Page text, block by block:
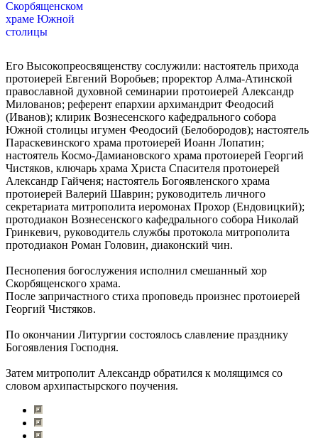
Его Высокопреосвященству сослужили: настоятель прихода
протоиерей Евгений Воробьев; проректор Алма-Атинской
православной духовной семинарии протоиерей Александр
Милованов; референт епархии архимандрит Феодосий
(Иванов); клирик Вознесенского кафедрального собора
Южной столицы игумен Феодосий (Белобородов); настоятель
Параскевинского храма протоиерей Иоанн Лопатин;
настоятель Космо-Дамиановского храма протоиерей Георгий
Чистяков, ключарь храма Христа Спасителя протоиерей
Александр Гайченя; настоятель Богоявленского храма
протоиерей Валерий Шаврин; руководитель личного
секретариата митрополита иеромонах Прохор (Ендовицкий);
протодиакон Вознесенского кафедрального собора Николай
Гринкевич, руководитель службы протокола митрополита
протодиакон Роман Головин, диаконский чин.
Песнопения богослужения исполнил смешанный хор
Скорбященского храма.
После запричастного стиха проповедь произнес протоиерей
Георгий Чистяков.
По окончании Литургии состоялось славление празднику
Богоявления Господня.
Затем митрополит Александр обратился к молящимся со
словом архипастырского поучения.